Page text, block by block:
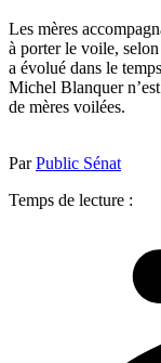
Les mères
à porter le voile,
a évolué dans le
Michel Blanquer
de mères voilées.
ParPublic Sénat
Temps de lecture :